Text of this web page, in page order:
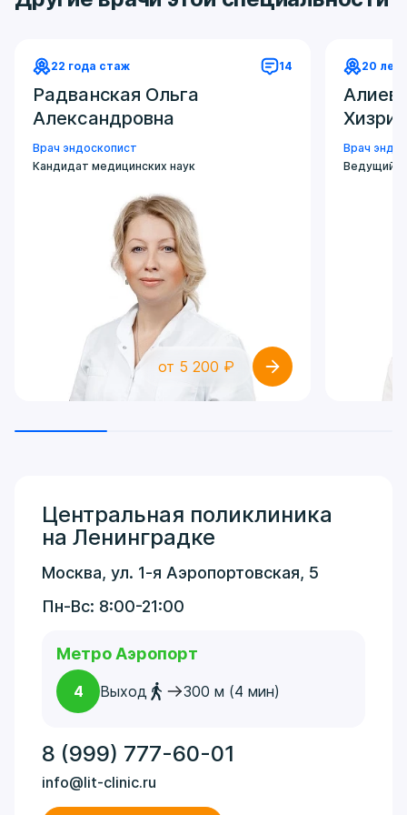
Понравилось:
Отличный врач, спасибо большое!
Автор отзыва: +7 916 07XXXXX
22 года стаж 14
Радванская Ольга
Александровна
Врач эндоскопист
Кандидат медицинских наук
от 5 200 ₽
20 лет
Врач
Ведущий
Центральная поликлиника
на Ленинградке
Москва, ул. 1-я Аэропортовская, 5
Пн-Вс: 8:00-21:00
Метро Аэропорт
4 Выход 300 м (4 мин)
8 (999) 777-60-01
info@lit-clinic.ru